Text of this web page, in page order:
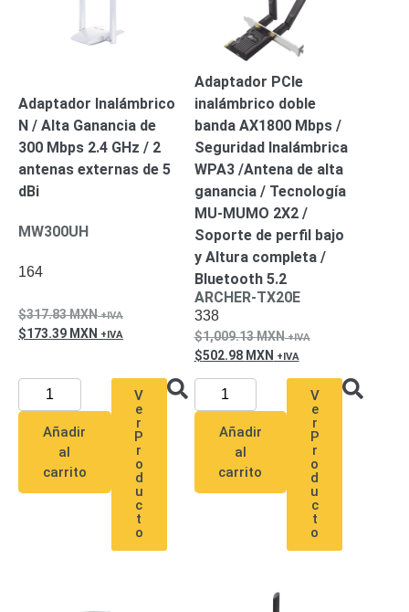
Sistemas
Completos
de 4
CanalesTurboHD
de 8
Canales
y
ApoyoPantallas
/
Seguridad
Protección
Descargas
Coaxial
Corriente
Alterna
Corriente
Redes
Adaptador Inalámbrico
N / Alta Ganancia de
300 Mbps 2.4 GHz / 2
antenas externas de 5
dBi
MW300UH
164
317.83MXN
173.39 MXN
Añadir
al
carrito
V
e
r
P
r
o
d
u
c
t
o
Adaptador PCIe
inalámbrico doble
banda AX1800 Mbps /
Seguridad Inalámbrica
WPA3 /Antena de alta
ganancia / Tecnología
MU-MUMO 2X2 /
Soporte de perfil bajo
y Altura completa /
Bluetooth 5.2
ARCHER-TX20E
338
1,009.13MXN
502.98 MXN
Añadir
al
carrito
V
e
r
P
r
o
d
u
c
t
o